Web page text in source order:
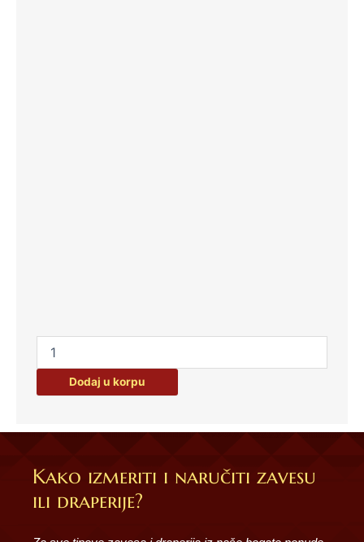
Dodaj u korpu
Kako izmeriti i naručiti zavesu
ili draperije?